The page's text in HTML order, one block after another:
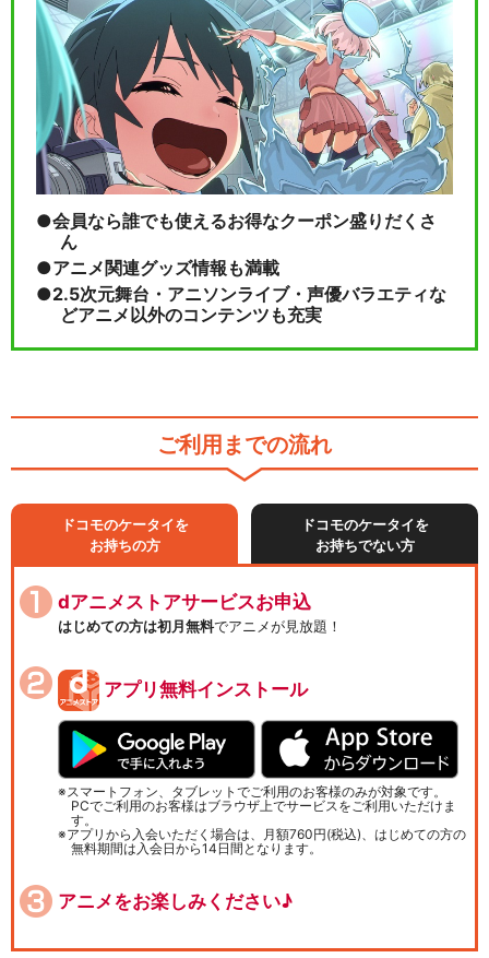
会員なら誰でも使えるお得なクーポン盛りだくさ
ん
アニメ関連グッズ情報も満載
2.5次元舞台・アニソンライブ・声優バラエティな
どアニメ以外のコンテンツも充実
ご利用までの流れ
ドコモのケータイを
お持ちの方
ドコモのケータイを
お持ちでない方
dアニメストアサービスお申込
はじめての方は初月無料でアニメが見放題！
アプリ無料インストール
スマートフォン、タブレットでご利用のお客様のみが対象です。
PCでご利用のお客様はブラウザ上でサービスをご利用いただけま
す。
アプリから入会いただく場合は、月額760円(税込)、はじめての方の
無料期間は入会日から14日間となります。
アニメをお楽しみください♪